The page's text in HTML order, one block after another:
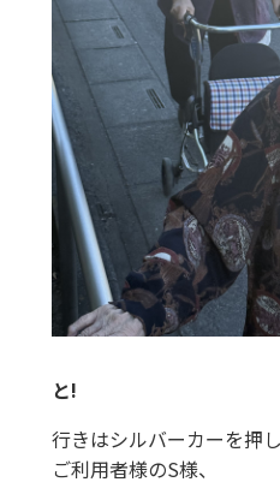
と!
行きはシルバーカーを押
ご利用者様のS様、